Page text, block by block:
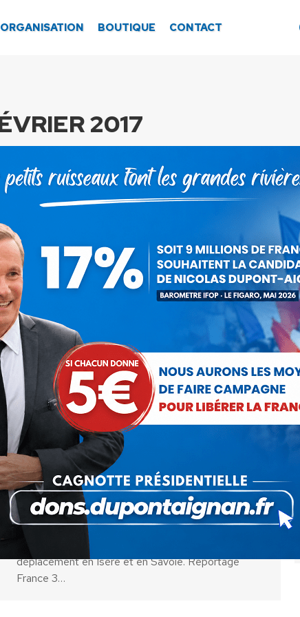
ORGANISATION BOUTIQUE CONTACT
2017
» Il faut renouer le lien de confiance
entre les hommes politiques et les
Français ! «
Vidéo ParDebout La France
10 février 2017
Le vendredi 10 Fèvrier 2017, Nicolas Dupont-
Aignan, Président de Debout la France et candidat
à l’élection présidentielle de 2017 était en
déplacement en Isère et en Savoie. Reportage
France 3…